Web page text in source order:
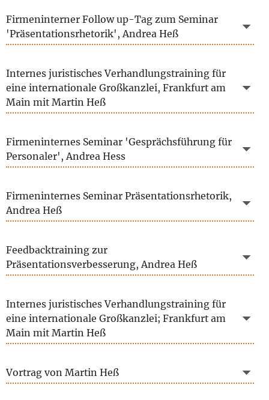
Firmeninterner Follow up-Tag zum Seminar
'Präsentationsrhetorik', Andrea Heß
Internes juristisches Verhandlungstraining für
eine internationale Großkanzlei, Frankfurt am
Main mit Martin Heß
Firmeninternes Seminar 'Gesprächsführung für
Personaler', Andrea Hess
Firmeninternes Seminar Präsentationsrhetorik,
Andrea Heß
Feedbacktraining zur
Präsentationsverbesserung, Andrea Heß
Internes juristisches Verhandlungstraining für
eine internationale Großkanzlei; Frankfurt am
Main mit Martin Heß
Vortrag von Martin Heß